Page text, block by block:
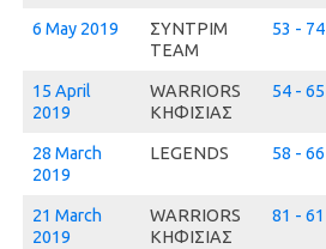
6 May 2019
ΣΥΝΤΡΙΜ
ΤΕΑΜ
53 - 74
15 April
2019
WARRIORS
ΚΗΦΙΣΙΑΣ
54 - 65
28 March
2019
LEGENDS 58 - 66
21 March
2019
WARRIORS
ΚΗΦΙΣΙΑΣ
81 - 61